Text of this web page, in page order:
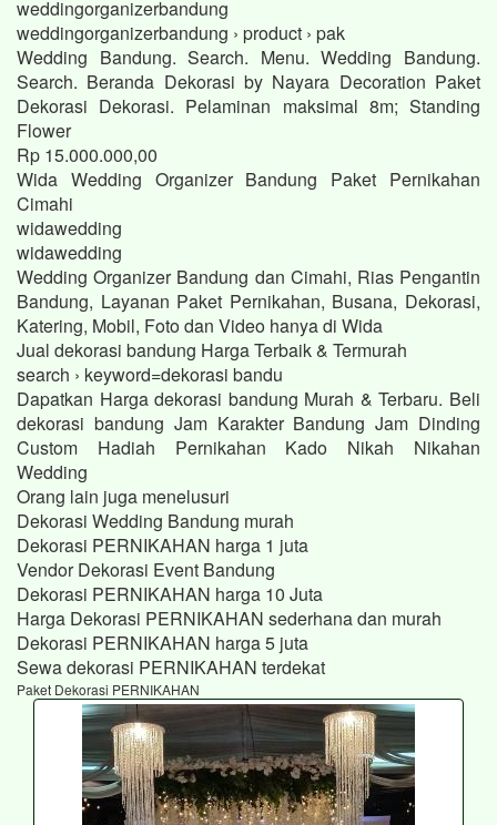
weddingorganizerbandung
weddingorganizerbandung › product › pak
Wedding Bandung. Search. Menu. Wedding Bandung.
Search. Beranda Dekorasi by Nayara Decoration Paket
Dekorasi Dekorasi. Pelaminan maksimal 8m; Standing
Flower
Rp 15.000.000,00
Wida Wedding Organizer Bandung Paket Pernikahan
Cimahi
widawedding
widawedding
Wedding Organizer Bandung dan Cimahi, Rias Pengantin
Bandung, Layanan Paket Pernikahan, Busana, Dekorasi,
Katering, Mobil, Foto dan Video hanya di Wida
Jual dekorasi bandung Harga Terbaik & Termurah
search › keyword=dekorasi bandu
Dapatkan Harga dekorasi bandung Murah & Terbaru. Beli
dekorasi bandung Jam Karakter Bandung Jam Dinding
Custom Hadiah Pernikahan Kado Nikah Nikahan
Wedding
Orang lain juga menelusuri
Dekorasi Wedding Bandung murah
Dekorasi PERNIKAHAN harga 1 juta
Vendor Dekorasi Event Bandung
Dekorasi PERNIKAHAN harga 10 Juta
Harga Dekorasi PERNIKAHAN sederhana dan murah
Dekorasi PERNIKAHAN harga 5 juta
Sewa dekorasi PERNIKAHAN terdekat
Paket Dekorasi PERNIKAHAN